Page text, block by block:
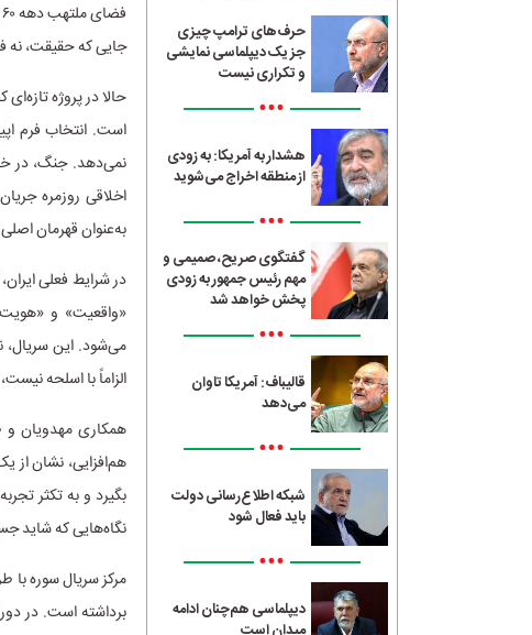
حرف‌های ترامپ چیزی
جز یک دیپلماسی نمایشی
و تکراری نیست
•••
هشدار به آمریکا: به زودی
از منطقه اخراج می‌شوید
•••
گفتگوی صریح، صمیمی و
مهم رئیس جمهور به زودی
پخش خواهد شد
•••
قالیباف: آمریکا تاوان
می‌دهد
•••
شبکه اطلاع‌رسانی دولت
باید فعال شود
•••
دیپلماسی هم‌چنان ادامه
جایی که حقیقت،
حالا در پروژه‌
است. انتخاب فرم
نمی‌دهد. جنگ، در
اخلاقی روزمره
به‌عنوان قهرمان
در شرایط فعلی
«واقعیت» و
می‌شود. این سریال،
الزاماً با اسلحه
همکاری مهدویان و
هم‌افزایی، نشان
بگیرد و به تکثر
نگاه‌هایی که شاید
مرکز سریال سوره با
برداشته است. در